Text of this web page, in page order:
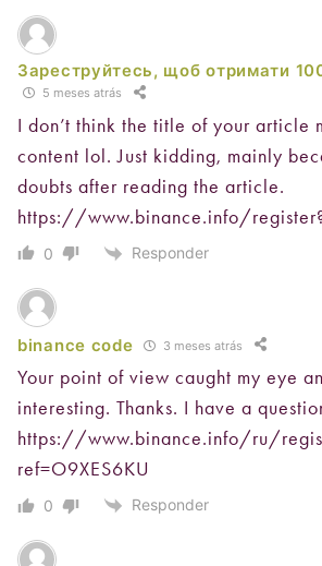
Зареструйтесь, щоб отримати
5 meses atrás
I don’t think the title of your article
content lol. Just kidding, mainly
doubts after reading the article.
https://www.binance.info/
0 Responder
binance code 3 meses atrás
Your point of view caught my eye
interesting. Thanks. I have a
https://www.binance.info/ru/
ref=O9XES6KU
0 Responder